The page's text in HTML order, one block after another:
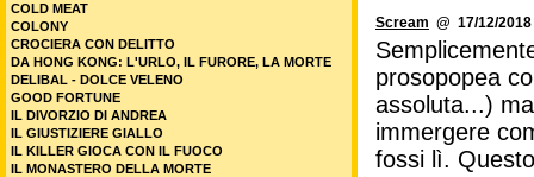
Scream @ 17/12/
prosopopea
assoluta...)
immergere
fossi lì.
COLD MEAT
COLONY
CROCIERA CON DELITTO
DA HONG KONG: L'URLO, IL FURORE, LA MORTE
DELIBAL - DOLCE VELENO
GOOD FORTUNE
IL DIVORZIO DI ANDREA
IL GIUSTIZIERE GIALLO
IL KILLER GIOCA CON IL FUOCO
IL MONASTERO DELLA MORTE